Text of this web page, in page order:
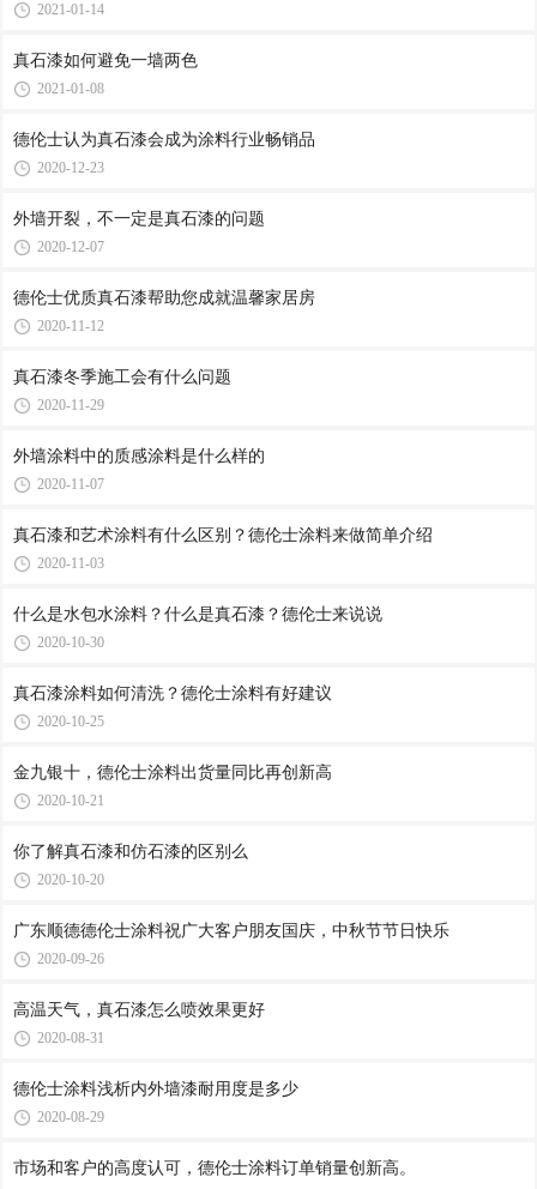
2021-01-14
真石漆如何避免一墙两色
2021-01-08
德伦士认为真石漆会成为涂料行业畅销品
2020-12-23
外墙开裂，不一定是真石漆的问题
2020-12-07
德伦士优质真石漆帮助您成就温馨家居房
2020-11-12
真石漆冬季施工会有什么问题
2020-11-29
外墙涂料中的质感涂料是什么样的
2020-11-07
真石漆和艺术涂料有什么区别？德伦士涂料来做简单介绍
2020-11-03
什么是水包水涂料？什么是真石漆？德伦士来说说
2020-10-30
真石漆涂料如何清洗？德伦士涂料有好建议
2020-10-25
金九银十，德伦士涂料出货量同比再创新高
2020-10-21
你了解真石漆和仿石漆的区别么
2020-10-20
广东顺德德伦士涂料祝广大客户朋友国庆，中秋节节日快乐
2020-09-26
高温天气，真石漆怎么喷效果更好
2020-08-31
德伦士涂料浅析内外墙漆耐用度是多少
2020-08-29
市场和客户的高度认可，德伦士涂料订单销量创新高。